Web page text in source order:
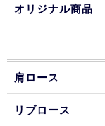
オリジナル商品
肩ロース
リブロース